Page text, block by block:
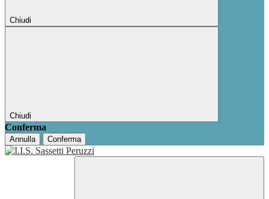
Chiudi
Chiudi
Conferma
Annulla Conferma